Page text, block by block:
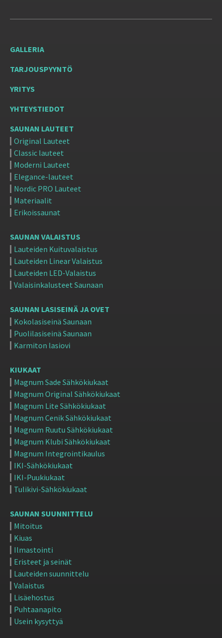
GALLERIA
TARJOUSPYYNTÖ
YRITYS
YHTEYSTIEDOT
SAUNAN LAUTEET
Original Lauteet
Classic lauteet
Moderni Lauteet
Elegance-lauteet
Nordic PRO Lauteet
Materiaalit
Erikoissaunat
SAUNAN VALAISTUS
Lauteiden Kuituvalaistus
Lauteiden Linear Valaistus
Lauteiden LED-Valaistus
Valaisinkalusteet Saunaan
SAUNAN LASISEINÄ JA OVET
Kokolasiseinä Saunaan
Puolilasiseinä Saunaan
Karmiton lasiovi
KIUKAAT
Magnum Sade Sähkökiukaat
Magnum Original Sähkökiukaat
Magnum Lite Sähkökiukaat
Magnum Cenik Sähkökiukaat
Magnum Ruutu Sähkökiukaat
Magnum Klubi Sähkökiukaat
Magnum Integrointikaulus
IKI-Sähkökiukaat
IKI-Puukiukaat
Tulikivi-Sähkökiukaat
SAUNAN SUUNNITTELU
Mitoitus
Kiuas
Ilmastointi
Eristeet ja seinät
Lauteiden suunnittelu
Valaistus
Lisäehostus
Puhtaanapito
Usein kysyttyä